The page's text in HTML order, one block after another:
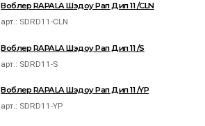
Воблер RAPALA Шэдоу Рап Дип 11 /CLN
арт.: SDRD11-CLN
Воблер RAPALA Шэдоу Рап Дип 11 /S
арт.: SDRD11-S
Воблер RAPALA Шэдоу Рап Дип 11 /YP
арт.: SDRD11-YP